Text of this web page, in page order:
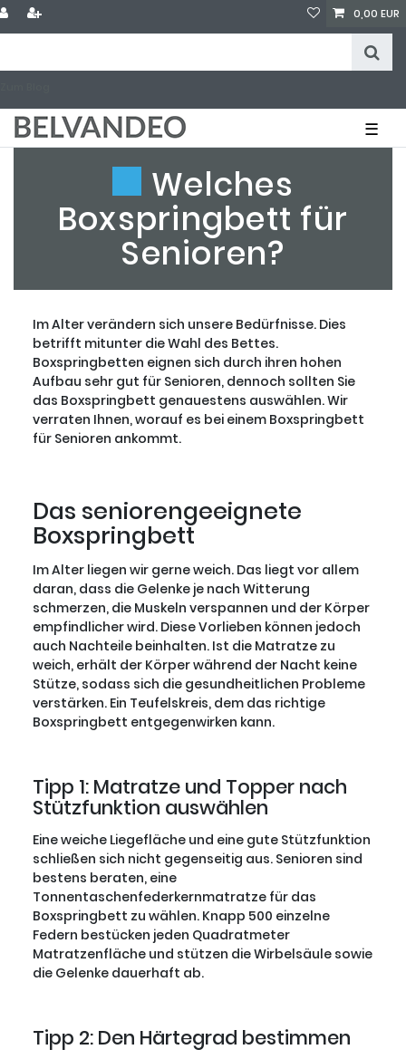
0,00 EUR
☰
Welches
Boxspringbett für
Senioren?
Im Alter verändern sich unsere Bedürfnisse. Dies
betrifft mitunter die Wahl des Bettes.
Boxspringbetten eignen sich durch ihren hohen
Aufbau sehr gut für Senioren, dennoch sollten Sie
das Boxspringbett genauestens auswählen. Wir
verraten Ihnen, worauf es bei einem Boxspringbett
für Senioren ankommt.
Das seniorengeeignete
Boxspringbett
Im Alter liegen wir gerne weich. Das liegt vor allem
daran, dass die Gelenke je nach Witterung
schmerzen, die Muskeln verspannen und der Körper
empfindlicher wird. Diese Vorlieben können jedoch
auch Nachteile beinhalten. Ist die Matratze zu
weich, erhält der Körper während der Nacht keine
Stütze, sodass sich die gesundheitlichen Probleme
verstärken. Ein Teufelskreis, dem das richtige
Boxspringbett entgegenwirken kann.
Tipp 1: Matratze und Topper nach
Stützfunktion auswählen
Eine weiche Liegefläche und eine gute Stützfunktion
schließen sich nicht gegenseitig aus. Senioren sind
bestens beraten, eine
Tonnentaschenfederkernmatratze für das
Boxspringbett zu wählen. Knapp 500 einzelne
Federn bestücken jeden Quadratmeter
Matratzenfläche und stützen die Wirbelsäule sowie
die Gelenke dauerhaft ab.
Tipp 2: Den Härtegrad bestimmen